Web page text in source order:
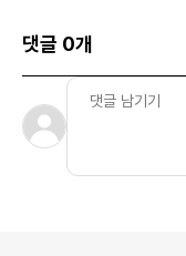
댓글 0개